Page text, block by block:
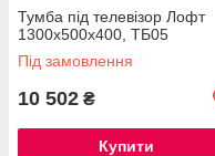
Тумба під телевізор Лофт
1300х500х400, ТБ05
Під замовлення
10 502 ₴
Купити